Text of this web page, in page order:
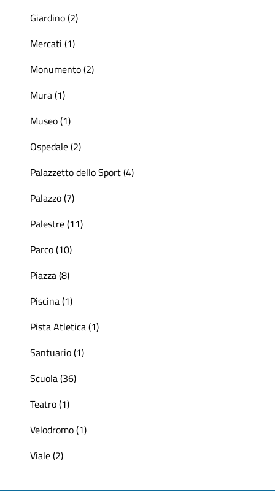
Giardino (2)
Mercati (1)
Monumento (2)
Mura (1)
Museo (1)
Ospedale (2)
Palazzetto dello Sport (4)
Palazzo (7)
Palestre (11)
Parco (10)
Piazza (8)
Piscina (1)
Pista Atletica (1)
Santuario (1)
Scuola (36)
Teatro (1)
Velodromo (1)
Viale (2)